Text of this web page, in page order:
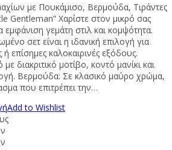
με Πουκάμισο, Βερμούδα, Τιράντες
Gentleman” Χαρίστε στον μικρό σας
εμφάνιση γεμάτη στιλ και κομψότητα.
σετ είναι η ιδανική επιλογή για
ή επίσημες καλοκαιρινές εξόδους.
διακριτικό μοτίβο, κοντό μανίκι και
Βερμούδα: Σε κλασικό μαύρο χρώμα,
που επιτρέπει την…
Add to Wishlist